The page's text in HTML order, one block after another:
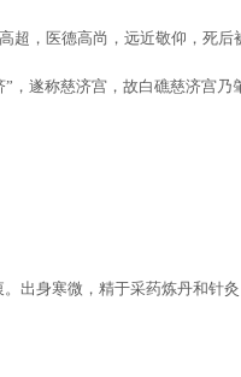
超，医德高尚，远近敬仰，死
，遂称慈济宫，故白礁慈济宫乃
。出身寒微，精于采药炼丹和针